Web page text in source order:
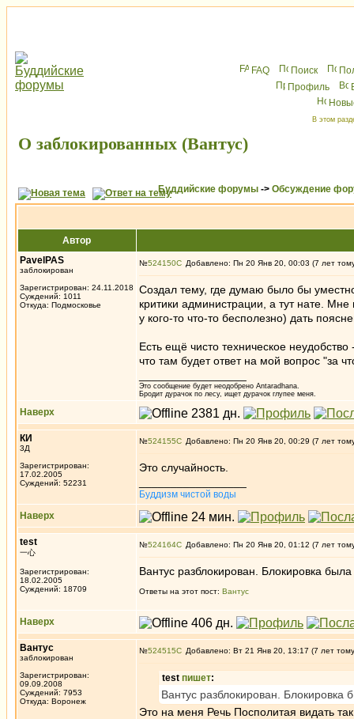
FAQ Поиск
Профиль
В этом
О заблокированных (Вантус)
Буддийские форумы -> Обсуждение
Автор
PavelPAS
заблокирован
Зарегистрирован: 24.11.2018
Суждений: 1011
Откуда: Подмосковье
№524150 Добавлено: Пн 20 Янв 20, 00:03 (7 лет
Создал тему, где думаю было бы
критики администрации, а тут нате.
у кого-то что-то бесполезно) дать
Есть ещё чисто техническое
что там будет ответ на мой вопрос "за
Это сообщение будет неодобрено Antaradhana.
Бродит дурачок по лесу, ищет дурачок глупее меня.
Наверх
КИ
3Д
Зарегистрирован:
17.02.2005
Суждений: 52231
№524155 Добавлено: Пн 20 Янв 20, 00:29 (7 лет
Это случайность.
Буддизм чистой воды
Наверх
test
一心
Зарегистрирован:
18.02.2005
Суждений: 18709
№524164 Добавлено: Пн 20 Янв 20, 01:12 (7 лет
Вантус разблокирован. Блокировка
Ответы на этот пост: Вантус
Наверх
Вантус
заблокирован
Зарегистрирован:
09.09.2008
Суждений: 7953
Откуда: Воронеж
№524515 Добавлено: Вт 21 Янв 20, 13:17 (7 лет
test пишет:
Вантус разблокирован.
Это на меня Речь Посполитая видать